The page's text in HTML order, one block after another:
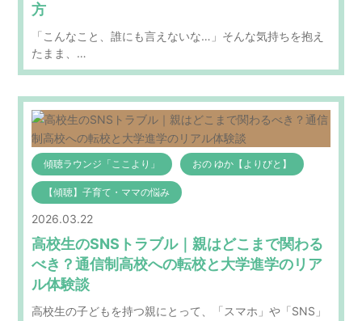
方
「こんなこと、誰にも言えないな…」そんな気持ちを抱え
たまま、…
傾聴ラウンジ「ここより」 おの ゆか【よりびと】
【傾聴】子育て・ママの悩み
2026.03.22
高校生のSNSトラブル｜親はどこまで関わる
べき？通信制高校への転校と大学進学のリア
ル体験談
高校生の子どもを持つ親にとって、「スマホ」や「SNS」